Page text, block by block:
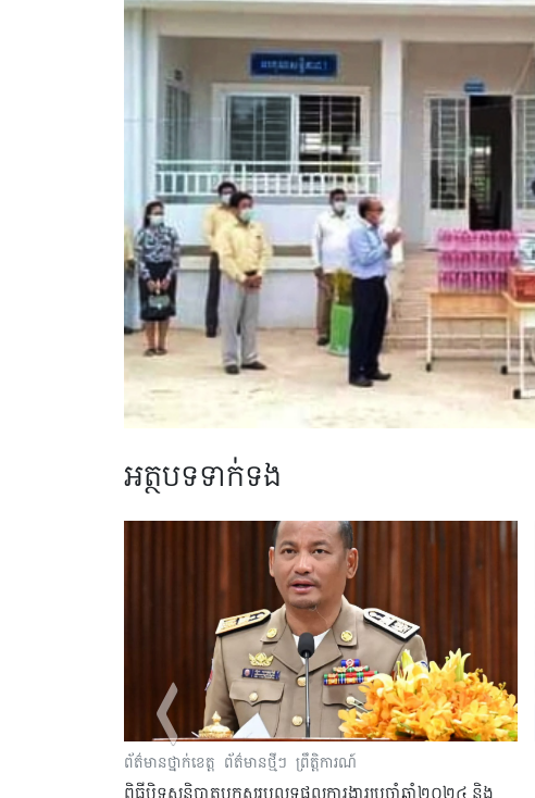
អត្ថបទទាក់ទង
ព័ត៌មានថ្នាក់ខេត្ត ព័ត៌មានថ្មីៗ ព្រឹត្តិការណ៍
ពិធីបិទសន្និបាតបូកសរុបលទ្ធផលការងារប្រចាំឆ្នាំ២០២៤ និង